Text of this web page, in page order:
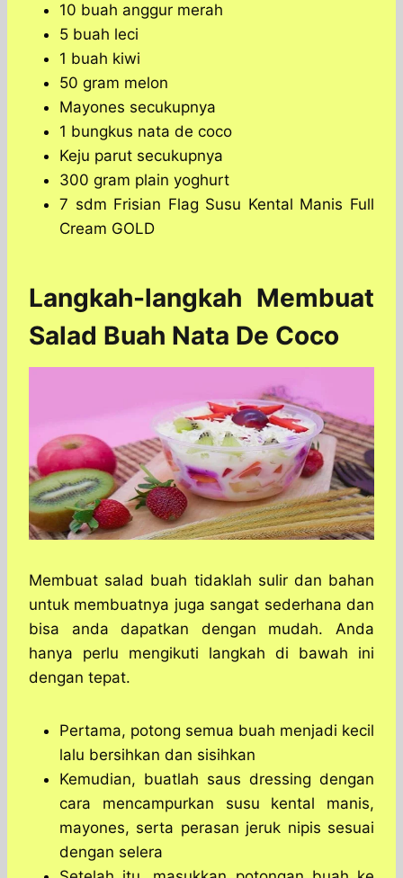
10 buah anggur merah
5 buah leci
1 buah kiwi
50 gram melon
Mayones secukupnya
1 bungkus nata de coco
Keju parut secukupnya
300 gram plain yoghurt
7 sdm Frisian Flag Susu Kental Manis Full
Cream GOLD
Langkah-langkah Membuat
Salad Buah Nata De Coco
Membuat salad buah tidaklah sulir dan bahan
untuk membuatnya juga sangat sederhana dan
bisa anda dapatkan dengan mudah. Anda
hanya perlu mengikuti langkah di bawah ini
dengan tepat.
Pertama, potong semua buah menjadi kecil
lalu bersihkan dan sisihkan
Kemudian, buatlah saus dressing dengan
cara mencampurkan susu kental manis,
mayones, serta perasan jeruk nipis sesuai
dengan selera